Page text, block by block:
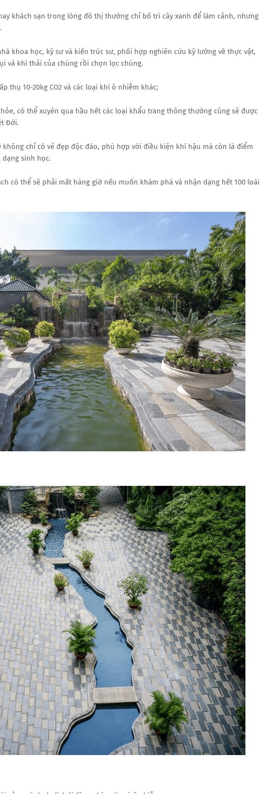
khách sạn trong lòng đô thị thường chỉ bố trí cây xanh để làm cảnh, nhưng
khoa học, kỹ sư và kiến ​​trúc sư, phối hợp nghiên cứu kỹ lưỡng về thực vật,
và khí thải của chúng rồi chọn lọc chúng.
thụ 10-20kg CO2 và các loại khí ô nhiễm khác;
có thể xuyên qua hầu hết các loại khẩu trang thông thường cũng sẽ được
Đới.
không chỉ có vẻ đẹp độc đáo, phù hợp với điều kiện khí hậu mà còn là điểm
sinh học.
có thể sẽ phải mất hàng giờ nếu muốn khám phá và nhận dạng hết 100 loài